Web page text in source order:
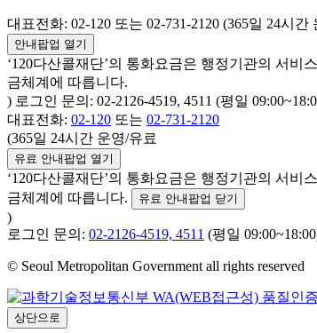
대표전화: 02-120 또는 02-731-2120 (365일 24시간
안내팝업 열기
‘120다산콜재단’의 통화요금은 행정기관의 서비
금체계에 따릅니다.
) 로그인 문의: 02-2126-4519, 4511 (평일
대표전화: 02-120 또는 02-731-2120
(365일 24시간 운영/유료
유료 안내팝업 열기
‘120다산콜재단’의 통화요금은 행정기관의 서비
금체계에 따릅니다.
유료 안내팝업 닫기
)
로그인 문의: 02-2126-4519, 4511 (평일
© Seoul Metropolitan Government all rights reserved
상단으로